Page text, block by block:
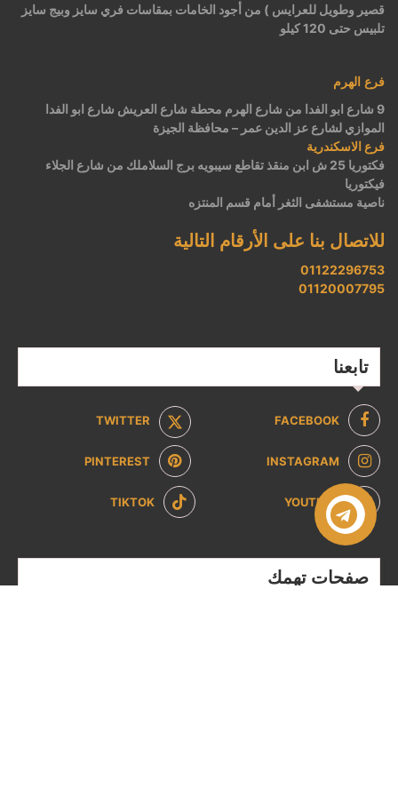
قصير وطويل للعرايس ) من أجود الخامات بمقاسات فري سايز وبيج سايز
تلبيس حتى 120 كيلو
فرع الهرم
9 شارع ابو الفدا من شارع الهرم محطة شارع العريش شارع ابو الفدا
الموازي لشارع عز الدين عمر – محافظة الجيزة
فرع الاسكندرية
فكتوريا 25 ش ابن منقذ تقاطع سيبويه برج السلاملك من شارع الجلاء
فيكتوريا
ناصية مستشفى الثغر أمام قسم المنتزه
للاتصال بنا على الأرقام التالية
01122296753
01120007795
تابعنا
FACEBOOK
TWITTER
INSTAGRAM
PINTEREST
YOUTUBE
TIKTOK
صفحات تهمك